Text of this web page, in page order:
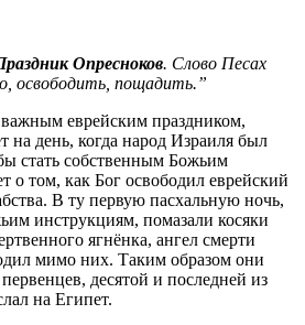
Опресноков. Слово Песах
освободить, пощадить.”
еврейским праздником,
на день, когда народ Израиля был
стать собственным Божьим
о том, как Бог освободил еврейский
В ту первую пасхальную ночь,
инструкциям, помазали косяки
ягнёнка, ангел смерти
мимо них. Таким образом они
десятой и последней из
на Египет.